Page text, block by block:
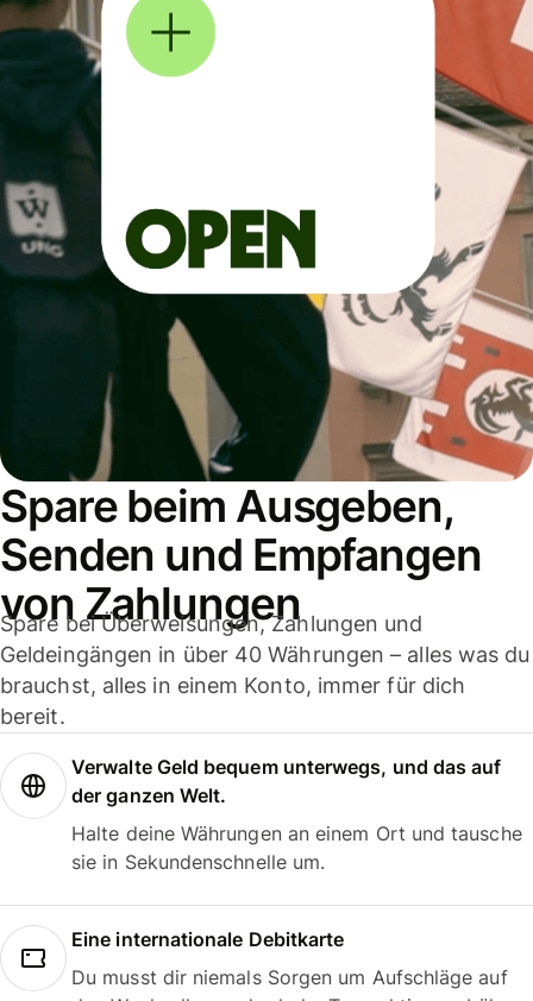
Spare beim Ausgeben,
Senden und Empfangen
von Zahlungen
Spare bei Überweisungen, Zahlungen und
Geldeingängen in über 40 Währungen – alles was du
brauchst, alles in einem Konto, immer für dich
bereit.
Verwalte Geld bequem unterwegs, und das auf
der ganzen Welt.
Halte deine Währungen an einem Ort und tausche
sie in Sekundenschnelle um.
Eine internationale Debitkarte
Du musst dir niemals Sorgen um Aufschläge auf